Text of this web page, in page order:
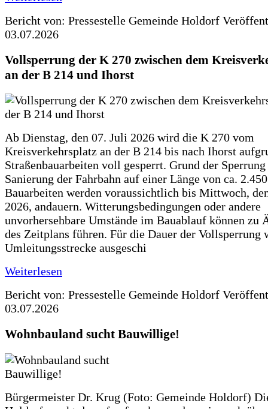
Bericht von: Pressestelle Gemeinde Holdorf
03.07.2026
Vollsperrung der K 270 zwischen dem
an der B 214 und Ihorst
Ab Dienstag, den 07. Juli 2026 wird die K 270 vom
Kreisverkehrsplatz an der B 214 bis nach Ihorst
Straßenbauarbeiten voll gesperrt. Grund der
Sanierung der Fahrbahn auf einer Länge von ca.
Bauarbeiten werden voraussichtlich bis Mittwoch,
2026, andauern. Witterungsbedingungen oder andere
unvorhersehbare Umstände im Bauablauf können zu
des Zeitplans führen. Für die Dauer der Vollsperrung
Umleitungsstrecke ausgeschi
Weiterlesen
Bericht von: Pressestelle Gemeinde Holdorf
03.07.2026
Wohnbauland sucht Bauwillige!
Bürgermeister Dr. Krug (Foto: Gemeinde Holdorf)